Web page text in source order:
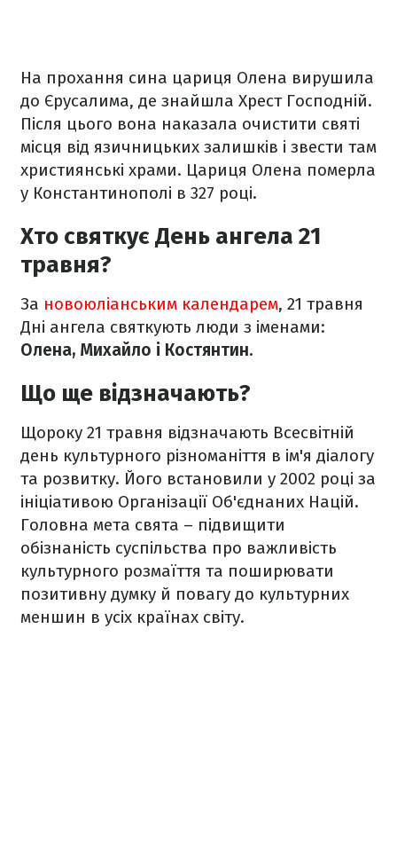
На прохання сина цариця Олена вирушила
до Єрусалима, де знайшла Хрест Господній.
Після цього вона наказала очистити святі
місця від язичницьких залишків і звести там
християнські храми. Цариця Олена померла
у Константинополі в 327 році.
Хто святкує День ангела 21
травня?
За новоюліанським календарем, 21 травня
Дні ангела святкують люди з іменами:
Олена, Михайло і Костянтин.
Що ще відзначають?
Щороку 21 травня відзначають Всесвітній
день культурного різноманіття в ім'я діалогу
та розвитку. Його встановили у 2002 році за
ініціативою Організації Об'єднаних Націй.
Головна мета свята – підвищити
обізнаність суспільства про важливість
культурного розмаїття та поширювати
позитивну думку й повагу до культурних
меншин в усіх країнах світу.